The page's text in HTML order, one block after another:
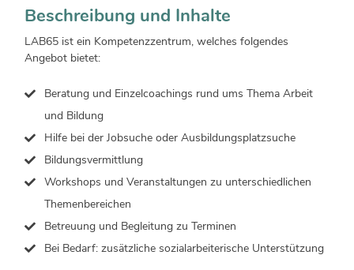
Beschreibung und Inhalte
LAB65 ist ein Kompetenzzentrum, welches folgendes
Angebot bietet:
Beratung und Einzelcoachings rund ums Thema Arbeit
und Bildung
Hilfe bei der Jobsuche oder Ausbildungsplatzsuche
Bildungsvermittlung
Workshops und Veranstaltungen zu unterschiedlichen
Themenbereichen
Betreuung und Begleitung zu Terminen
Bei Bedarf: zusätzliche sozialarbeiterische Unterstützung